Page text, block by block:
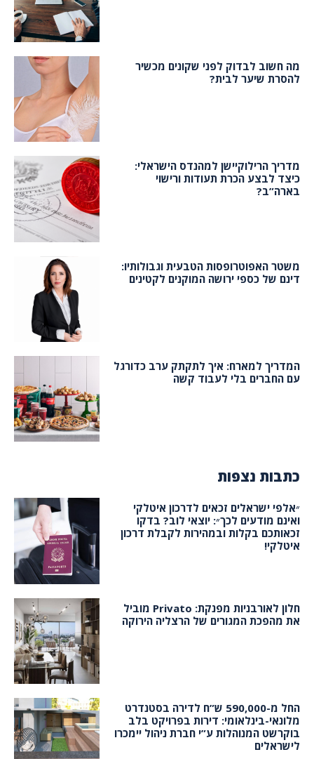
מה חשוב לבדוק לפני שקונים מכשיר
להסרת שיער לבית?
מדריך הרילוקיישן למהנדס הישראלי:
כיצד לבצע הכרת תעודות ורישוי
בארה”ב?
משטר האפוטרופסות הטבעית וגבולותיו:
דינם של כספי ירושה המוקנים לקטינים
המדריך למארח: איך לתקתק ערב כדורגל
עם החברים בלי לעבוד קשה
כתבות נצפות
״אלפי ישראלים זכאים לדרכון איטלקי
ואינם מודעים לכך״: יוצאי לוב? בדקו
זכאותכם בקלות ובמהירות לקבלת דרכון
איטלקי!
חלון לאורבניות מפנקת: Privato מוביל
את מהפכת המגורים של הרצליה הירוקה
החל מ-590,000 ש”ח לדירה בסטנדרט
מלונאי-בינלאומי: דירות בפרויקט בלב
בוקרשט המנוהלות ע”י חברת ניהול יימכרו
לישראלים